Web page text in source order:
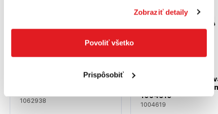
Zobraziť detaily
Povoliť všetko
Prispôsobiť
FISKARS Nôž univerzálny
| 1062938
1062938
FISKARS Nôž
celokovový úzky, 9
1004619
1004619